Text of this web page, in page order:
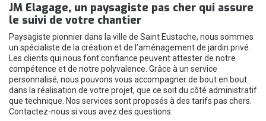
JM Elagage, un paysagiste pas cher qui assure
le suivi de votre chantier
Paysagiste pionnier dans la ville de Saint Eustache, nous sommes
un spécialiste de la création et de l’aménagement de jardin privé.
Les clients qui nous font confiance peuvent attester de notre
compétence et de notre polyvalence. Grâce à un service
personnalisé, nous pouvons vous accompagner de bout en bout
dans la réalisation de votre projet, que ce soit du côté administratif
que technique. Nos services sont proposés à des tarifs pas chers.
Contactez-nous si vous avez des questions.